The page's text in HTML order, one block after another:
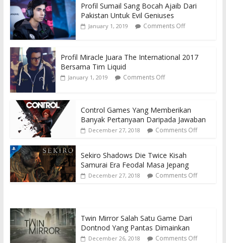
Profil Sumail Sang Bocah Ajaib Dari
Pakistan Untuk Evil Geniuses
January 1, 2019 Comments Off
Profil Miracle Juara The International 2017
Bersama Tim Liquid
January 1, 2019 Comments Off
Control Games Yang Memberikan
Banyak Pertanyaan Daripada Jawaban
December 27, 2018 Comments Off
Sekiro Shadows Die Twice Kisah
Samurai Era Feodal Masa Jepang
December 27, 2018 Comments Off
Twin Mirror Salah Satu Game Dari
Dontnod Yang Pantas Dimainkan
December 26, 2018 Comments Off